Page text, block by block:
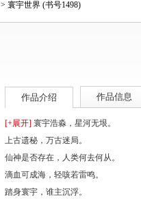
> 寰宇世界 (书号1498)
作品介绍 作品信息
[+展开] 寰宇浩淼，星河无垠。
上古遗秘，万古迷局。
仙神是否存在，人类何去何从。
滴血可成海，轻咳若雷鸣。
踏身寰宇，谁主沉浮。